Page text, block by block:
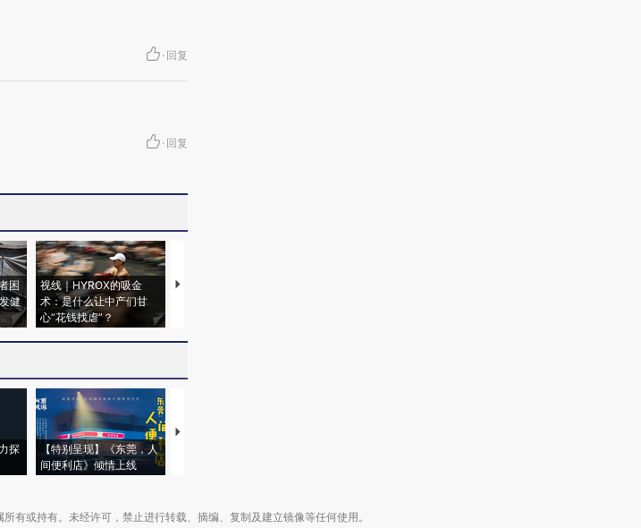
· 回复
· 回复
困
健
视线｜HYROX的吸金
术：是什么让中产们甘
心“花钱找虐”？
马航飞行员跨国走私7万
探
【特别呈现】《东莞，人
间便利店》倾情上线
【推广】走进第四届链博
有或持有。未经许可，禁止进行转载、摘编、复制及建立镜像等任何使用。